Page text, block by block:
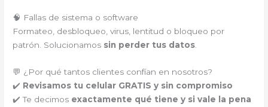
🧠 Fallas de sistema o software
Formateo, desbloqueo, virus, lentitud o bloqueo por
patrón. Solucionamos sin perder tus datos
💬 ¿Por qué tantos clientes confían en nosotros?
✔️ Revisamos tu celular GRATIS y sin compromiso
✔️ Te decimos exactamente qué tiene y si vale la pena